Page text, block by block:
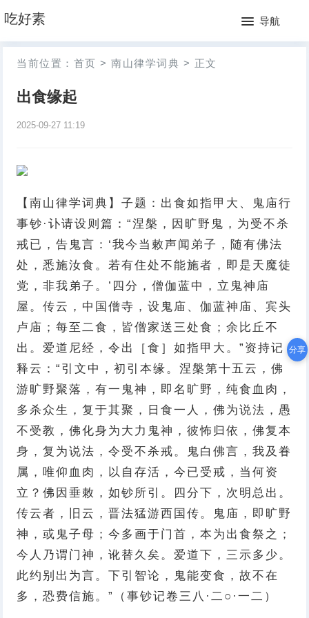
吃好素 导航
网
站
月
当前位置： 首页 > 南山律学词典 > 正文
出食缘起
2025-09-27 11:19
【南山律学词典】子题：出食如指甲大、鬼庙行
事钞·讣请设则篇：“涅槃，因旷野鬼，为受不杀
戒已，告鬼言：‘我今当敕声闻弟子，随有佛法
处，悉施汝食。若有住处不能施者，即是天魔徒
党，非我弟子。’四分，僧伽蓝中，立鬼神庙
屋。传云，中国僧寺，设鬼庙、伽蓝神庙、宾头
卢庙；每至二食，皆僧家送三处食；余比丘不
出。爱道尼经，令出［食］如指甲大。”资持记
释云：“引文中，初引本缘。涅槃第十五云，佛
游旷野聚落，有一鬼神，即名旷野，纯食血肉，
多杀众生，复于其聚，日食一人，佛为说法，愚
不受教，佛化身为大力鬼神，彼怖归依，佛复本
身，复为说法，令受不杀戒。鬼白佛言，我及眷
属，唯仰血肉，以自存活，今已受戒，当何资
立？佛因垂敕，如钞所引。四分下，次明总出。
传云者，旧云，晋法猛游西国传。鬼庙，即旷野
神，或鬼子母；今多画于门首，本为出食祭之；
今人乃谓门神，讹替久矣。爱道下，三示多少。
此约别出为言。下引智论，鬼能变食，故不在
多，恐费信施。”（事钞记卷三八·二○·一二）
分享